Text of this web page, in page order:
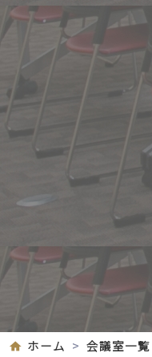
ホーム 会議室一覧